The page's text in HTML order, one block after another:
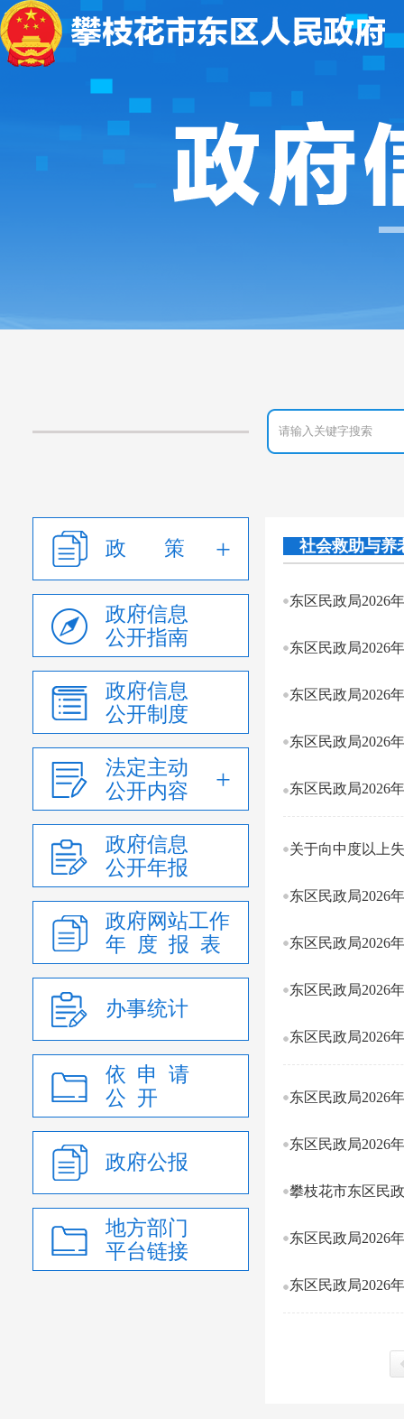
政 策
政府信息
公开指南
政府信息
公开制度
法定主动
公开内容
政府信息
公开年报
政府网站工作
年 度 报 表
办事统计
依 申 请
公 开
政府公报
地方部门
平台链接
社会救助与养
东区民政局2026
东区民政局2026
东区民政局2026
东区民政局2026
东区民政局2026
东区民政局2026
东区民政局2026
东区民政局2026
东区民政局2026
东区民政局2026
东区民政局2026
东区民政局2026
东区民政局2026